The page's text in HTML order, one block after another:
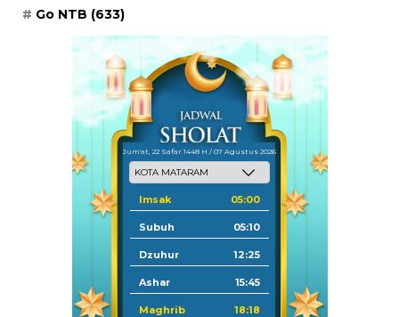
Go NTB (633)
Jum'at, 22 Safar 1448 H / 07 Agustus 2026
Imsak 05:00
Subuh 05:10
Dzuhur 12:25
Ashar 15:45
Maghrib 18:18